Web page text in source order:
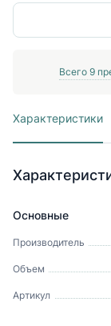
Всего 9
Характеристики
Основные
Производитель
Объем
Артикул